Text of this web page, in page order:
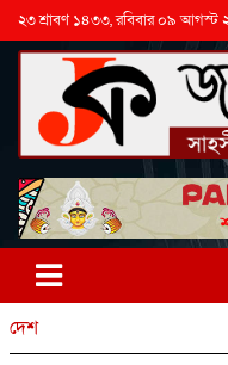
২৩ শ্রাবণ ১৪৩৩, রবিবার ০৯ আগস্ট
দেশ